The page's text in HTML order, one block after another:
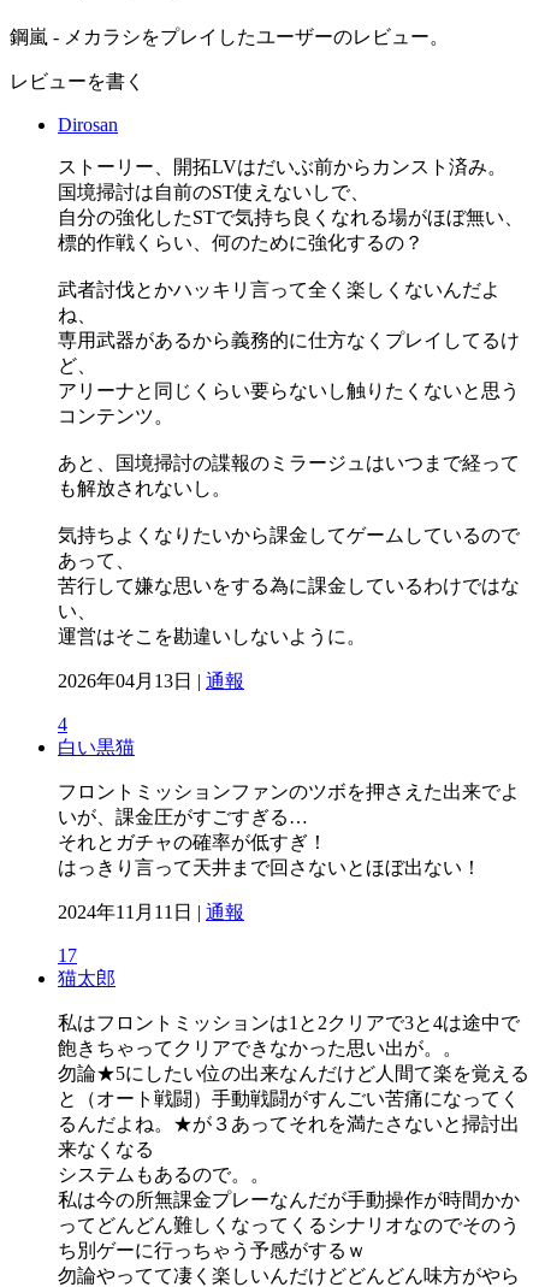
鋼嵐 - メカラシをプレイしたユーザーのレビュー。
レビューを書く
Dirosan
ストーリー、開拓LVはだいぶ前からカンスト済み。
国境掃討は自前のST使えないしで、
自分の強化したSTで気持ち良くなれる場がほぼ無い、
標的作戦くらい、何のために強化するの？
武者討伐とかハッキリ言って全く楽しくないんだよ
ね、
専用武器があるから義務的に仕方なくプレイしてるけ
ど、
アリーナと同じくらい要らないし触りたくないと思う
コンテンツ。
あと、国境掃討の諜報のミラージュはいつまで経って
も解放されないし。
気持ちよくなりたいから課金してゲームしているので
あって、
苦行して嫌な思いをする為に課金しているわけではな
い、
運営はそこを勘違いしないように。
2026年04月13日 | 通報
4
白い黒猫
フロントミッションファンのツボを押さえた出来でよ
いが、課金圧がすごすぎる…
それとガチャの確率が低すぎ！
はっきり言って天井まで回さないとほぼ出ない！
2024年11月11日 | 通報
17
猫太郎
私はフロントミッションは1と2クリアで3と4は途中で
飽きちゃってクリアできなかった思い出が。。
勿論★5にしたい位の出来なんだけど人間て楽を覚える
と（オート戦闘）手動戦闘がすんごい苦痛になってく
るんだよね。★が３あってそれを満たさないと掃討出
来なくなる
システムもあるので。。
私は今の所無課金プレーなんだが手動操作が時間かか
ってどんどん難しくなってくるシナリオなのでそのう
ち別ゲーに行っちゃう予感がするｗ
勿論やってて凄く楽しいんだけどどんどん味方がやら